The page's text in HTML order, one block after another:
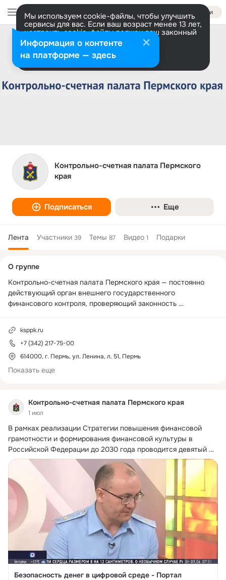
Войти
Мы используем cookie-файлы, чтобы улучшить
сервисы для вас. Если ваш возраст менее 13 лет,
настроить cookie-файлы должен ваш законный
представитель. Больше информации
Разрешить все Настроить
Контрольно-счетная палата Пермского
края
Подписаться Еще
Лента Участники 39 Темы 87 Видео 1 Подарки
Контрольно-счетная палата Пермского края
1 июл
В рамках реализации Стратегии повышения финансовой
грамотности и формирования финансовой культуры в
Российской Федерации до 2030 года проводится девятый
этап Всероссийской просветительской эстафеты "Мои
финансы", посвященный теме "Безопасность денег в
цифровой среде".
Безопасность денег в цифровой среде - Портал
колонка
О группе
Контрольно-счетная палата Пермского края — постоянно
действующий орган внешнего государственного
финансового контроля, проверяющий законность
государственной собственности Пермского края
ksppk.ru
+7 (342) 217-75-00
614000, г. Пермь, ул. Ленина, л. 51, Пермь
Показать еще
Информация о контенте
на платформе — здесь